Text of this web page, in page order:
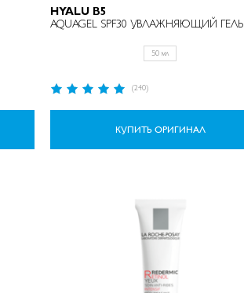
HYALU B5
AQUAGEL SPF30 УВЛАЖНЯЮЩИЙ ГЕЛЬ
50 мл
Рейтинг:
(240)
КУПИТЬ ОРИГИНАЛ